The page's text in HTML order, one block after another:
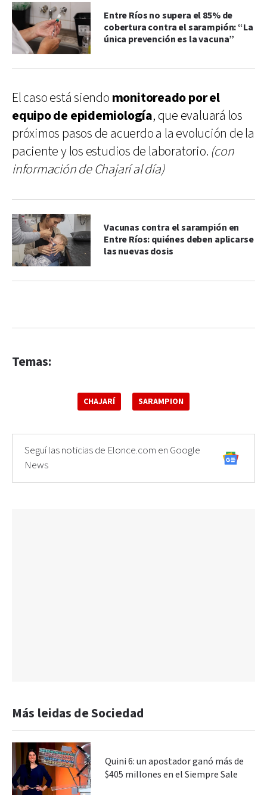
Entre Ríos no supera el 85% de
cobertura contra el sarampión: “La
única prevención es la vacuna”
El caso está siendo monitoreado por el
equipo de epidemiología, que evaluará los
próximos pasos de acuerdo a la evolución de la
paciente y los estudios de laboratorio. (con
información de Chajarí al día)
Vacunas contra el sarampión en
Entre Ríos: quiénes deben aplicarse
las nuevas dosis
Temas:
CHAJARÍ SARAMPION
Seguí las noticias de Elonce.com en Google
News
Más leidas de Sociedad
Quini 6: un apostador ganó más de
$405 millones en el Siempre Sale